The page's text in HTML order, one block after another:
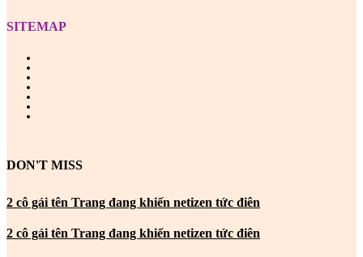
SITEMAP
DON'T MISS
2 cô gái tên Trang đang khiến netizen tức điên
2 cô gái tên Trang đang khiến netizen tức điên